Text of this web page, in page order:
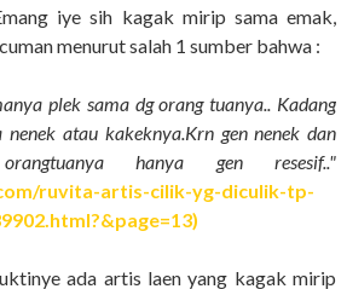
iye sih kagak mirip sama emak,
menurut salah 1 sumber bahwa :
plek sama dg orang tuanya.. Kadang
atau kakeknya.Krn gen nenek dan
hanya gen resesif.."
ruvita-artis-cilik-yg-diculik-tp-
ada artis laen yang kagak mirip